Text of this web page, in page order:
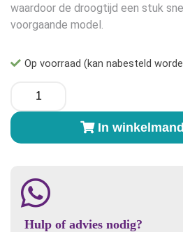
waardoor de droogtijd een stuk
voorgaande model.
Op voorraad (kan nabesteld
HappyBear
Bamboeluier
aantal
In winkelmand
Hulp of advies nodig?